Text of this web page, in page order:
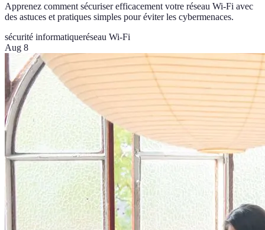
Apprenez comment sécuriser efficacement votre réseau Wi-Fi avec
des astuces et pratiques simples pour éviter les cybermenaces.
sécurité informatiqueréseau Wi-Fi
Aug 8